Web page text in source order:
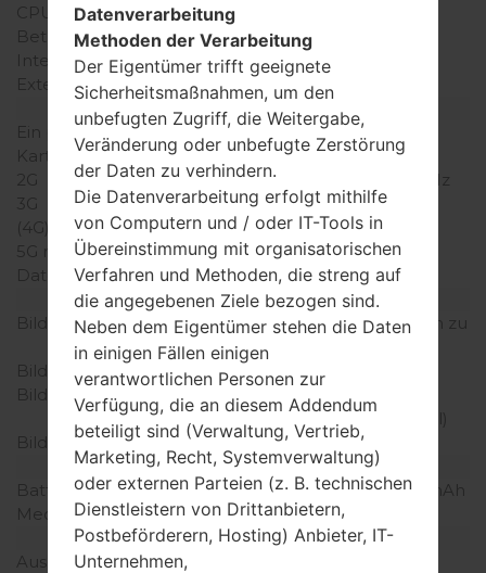
CPU-Kerne
Betriebsgedächtnis
-
Interner Speicher
64MB
Externer Speicher
microSD, zu 4 GB
Netzwerk und Daten
Ein paar Plätze für SIM-
Karten
1 Mini-SIM
2G
GSM 900/1800/1900 MHz
3G
-
(4G) LTE
-
5G network
-
Daten
GPRS/EDGE
Anzeige
Bildschirmgröße
2.4 in (~34.5% Bildschirm zu
Körper Verhältnis)
Bildschirmtyp
TFT
Bildschirmerweiterung
240 x 320 Pixel (~167
Dichte der Pixel pro Zoll)
Bildschirmfarben
256K Farben
Batterie und Tastatur
Batteriekapazität
entfernbar Li-Ion 800 mAh
Mechanische Tastatur
QWERTY
Interfaces
Ausgabe für Audio
Datenverarbeitung
Methoden der Verarbeitung
Der Eigentümer trifft geeignete
Sicherheitsmaßnahmen, um den
unbefugten Zugriff, die Weitergabe,
Veränderung oder unbefugte Zerstörung
der Daten zu verhindern.
Die Datenverarbeitung erfolgt mithilfe
von Computern und / oder IT-Tools in
Übereinstimmung mit organisatorischen
Verfahren und Methoden, die streng auf
die angegebenen Ziele bezogen sind.
Neben dem Eigentümer stehen die Daten
in einigen Fällen einigen
verantwortlichen Personen zur
Verfügung, die an diesem Addendum
beteiligt sind (Verwaltung, Vertrieb,
Marketing, Recht, Systemverwaltung)
oder externen Parteien (z. B. technischen
Dienstleistern von Drittanbietern,
Postbeförderern, Hosting) Anbieter, IT-
Unternehmen,